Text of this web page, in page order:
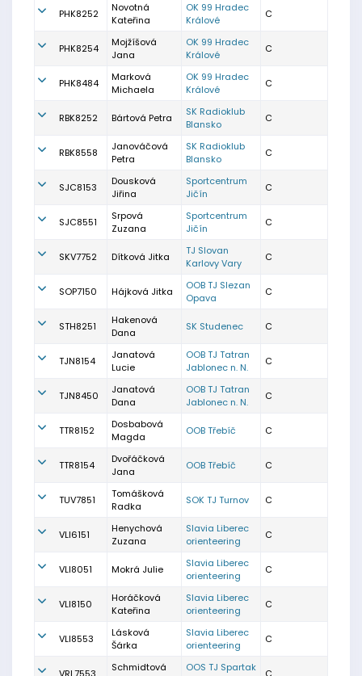
PHK8252
Novotná
Kateřina
OK 99 Hradec
Králové
C
PHK8254
Mojžíšová
Jana
OK 99 Hradec
Králové
C
PHK8484
Marková
Michaela
OK 99 Hradec
Králové
C
RBK8252 Bártová Petra
SK Radioklub
Blansko
C
RBK8558
Janováčová
Petra
SK Radioklub
Blansko
C
SJC8153
Dousková
Jiřina
Sportcentrum
Jičín
C
SJC8551
Srpová
Zuzana
Sportcentrum
Jičín
C
SKV7752 Dítková Jitka
TJ Slovan
Karlovy Vary
C
SOP7150 Hájková Jitka
OOB TJ Slezan
Opava
C
STH8251
Hakenová
Dana
SK Studenec C
TJN8154
Janatová
Lucie
OOB TJ Tatran
Jablonec n. N.
C
TJN8450
Janatová
Dana
OOB TJ Tatran
Jablonec n. N.
C
TTR8152
Dosbabová
Magda
OOB Třebíč C
TTR8154
Dvořáčková
Jana
OOB Třebíč C
TUV7851
Tomášková
Radka
SOK TJ Turnov C
VLI6151
Henychová
Zuzana
Slavia Liberec
orienteering
C
VLI8051 Mokrá Julie
Slavia Liberec
orienteering
C
VLI8150
Horáčková
Kateřina
Slavia Liberec
orienteering
C
VLI8553
Lásková
Šárka
Slavia Liberec
orienteering
C
Schmidtová
OOS TJ Spartak